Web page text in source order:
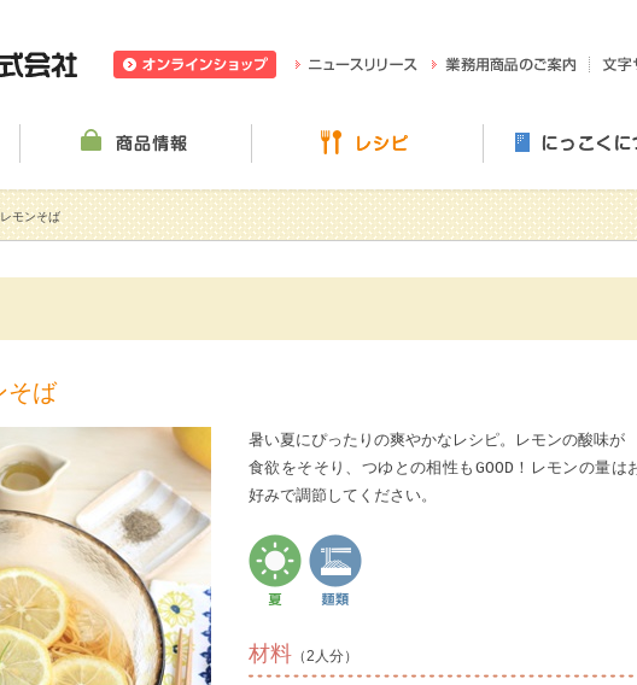
ニュースリリース
業務用
知る・学ぶ・楽しむ レシピ
モンそば
そば
暑い夏にぴったりの爽やかなレシピ。レモンの酸味が
食欲をそそり、つゆとの相性もGOOD！レモンの量は
好みで調節してください。
材料 （2人分）